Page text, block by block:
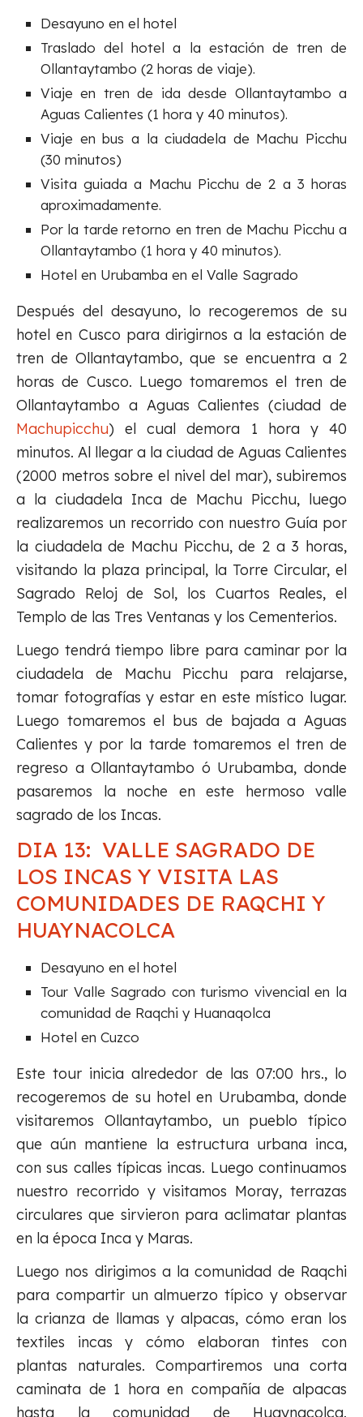
Desayuno en el hotel
Traslado del hotel a la estación de tren de
Ollantaytambo (2 horas de viaje).
Viaje en tren de ida desde Ollantaytambo a
Aguas Calientes (1 hora y 40 minutos).
Viaje en bus a la ciudadela de Machu Picchu
(30 minutos)
Visita guiada a Machu Picchu de 2 a 3 horas
aproximadamente.
Por la tarde retorno en tren de Machu Picchu a
Ollantaytambo (1 hora y 40 minutos).
Hotel en Urubamba en el Valle Sagrado
Después del desayuno, lo recogeremos de su
hotel en Cusco para dirigirnos a la estación de
tren de Ollantaytambo, que se encuentra a 2
horas de Cusco. Luego tomaremos el tren de
Ollantaytambo a Aguas Calientes (ciudad de
Machupicchu) el cual demora 1 hora y 40
minutos. Al llegar a la ciudad de Aguas Calientes
(2000 metros sobre el nivel del mar), subiremos
a la ciudadela Inca de Machu Picchu, luego
realizaremos un recorrido con nuestro Guía por
la ciudadela de Machu Picchu, de 2 a 3 horas,
visitando la plaza principal, la Torre Circular, el
Sagrado Reloj de Sol, los Cuartos Reales, el
Templo de las Tres Ventanas y los Cementerios.
Luego tendrá tiempo libre para caminar por la
ciudadela de Machu Picchu para relajarse,
tomar fotografías y estar en este místico lugar.
Luego tomaremos el bus de bajada a Aguas
Calientes y por la tarde tomaremos el tren de
regreso a Ollantaytambo ó Urubamba, donde
pasaremos la noche en este hermoso valle
sagrado de los Incas.
DIA 13: VALLE SAGRADO DE
LOS INCAS Y VISITA LAS
COMUNIDADES DE RAQCHI Y
HUAYNACOLCA
Desayuno en el hotel
Tour Valle Sagrado con turismo vivencial en la
comunidad de Raqchi y Huanaqolca
Hotel en Cuzco
Este tour inicia alrededor de las 07:00 hrs., lo
recogeremos de su hotel en Urubamba, donde
visitaremos Ollantaytambo, un pueblo típico
que aún mantiene la estructura urbana inca,
con sus calles típicas incas. Luego continuamos
nuestro recorrido y visitamos Moray, terrazas
circulares que sirvieron para aclimatar plantas
en la época Inca y Maras.
Luego nos dirigimos a la comunidad de Raqchi
para compartir un almuerzo típico y observar
la crianza de llamas y alpacas, cómo eran los
textiles incas y cómo elaboran tintes con
plantas naturales. Compartiremos una corta
caminata de 1 hora en compañía de alpacas
hasta la comunidad de Huaynacolca.